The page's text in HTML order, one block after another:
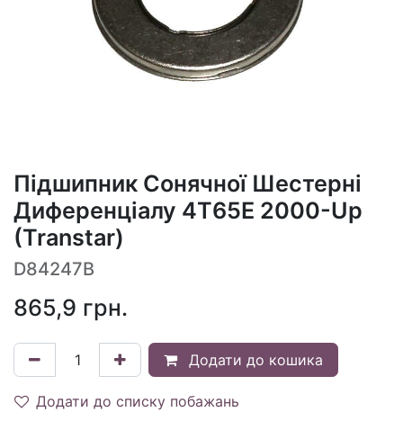
Підшипник Сонячної Шестерні
Диференціалу 4T65E 2000-Up
(Transtar)
D84247B
865,9 грн.
Додати до кошика
Додати до списку побажань